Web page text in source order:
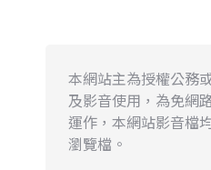
本網站主為授權公務
及影音使用，為免網
運作，本網站影音檔
瀏覽檔。